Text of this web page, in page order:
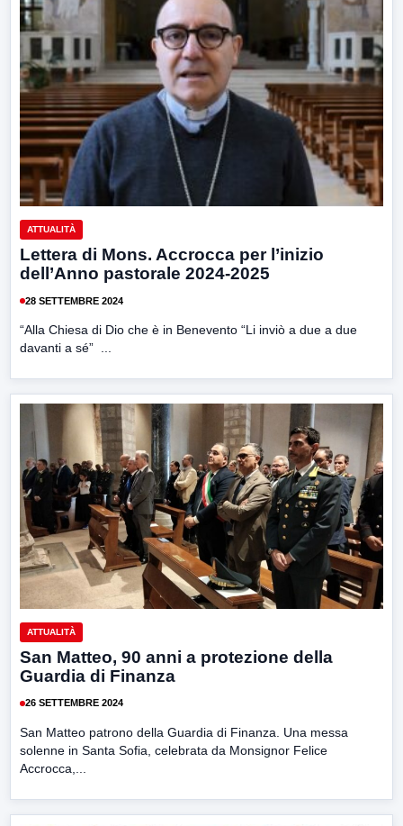
ATTUALITÀ
Lettera di Mons. Accrocca per l’inizio
dell’Anno pastorale 2024-2025
28 SETTEMBRE 2024
“Alla Chiesa di Dio che è in Benevento “Li inviò a due a due
davanti a sé” ...
ATTUALITÀ
San Matteo, 90 anni a protezione della
Guardia di Finanza
26 SETTEMBRE 2024
San Matteo patrono della Guardia di Finanza. Una messa
solenne in Santa Sofia, celebrata da Monsignor Felice
Accrocca,...